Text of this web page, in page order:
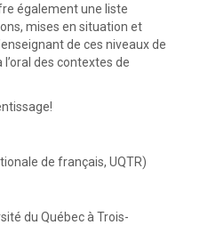
également une liste
mises en situation et
de ces niveaux de
des contextes de
de français, UQTR)
du Québec à Trois-